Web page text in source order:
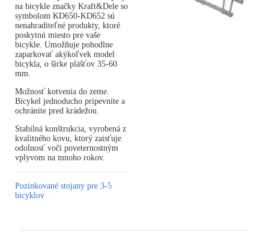
na bicykle značky Kraft&Dele so
symbolom KD650-KD652 sú
nenahraditeľné produkty, ktoré
poskytnú miesto pre vaše
bicykle. Umožňuje pohodlne
zaparkovať akýkoľvek model
bicykla, o šírke plášťov 35-60
mm.
Možnosť kotvenia do zeme.
Bicykel jednoducho pripevníte a
ochránite pred krádežou.
Stabilná konštrukcia, vyrobená z
kvalitného kovu, ktorý zaisťuje
odolnosť voči poveternostným
vplyvom na mnoho rokov.
Pozinkované stojany pre 3-5
bicyklov